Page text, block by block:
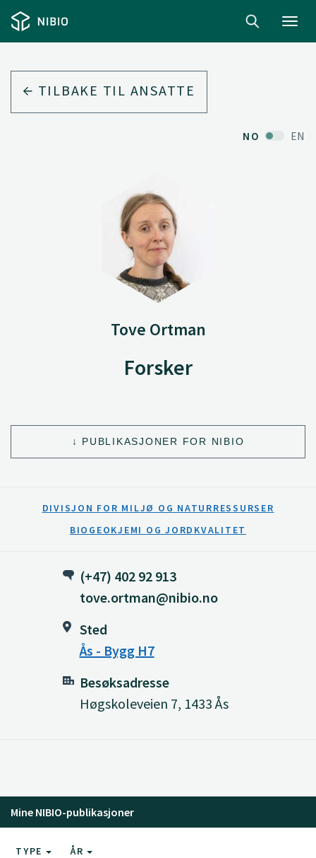
TILBAKE TIL ANSATTE
NO EN
Tove Ortman
Forsker
PUBLIKASJONER FOR NIBIO
DIVISJON FOR MILJØ OG NATURRESSURSER
BIOGEOKJEMI OG JORDKVALITET
(+47) 402 92 913
tove.ortman@nibio.no
Sted
Ås - Bygg H7
Besøksadresse
Høgskoleveien 7, 1433 Ås
Mine NIBIO-publikasjoner
TYPE ÅR